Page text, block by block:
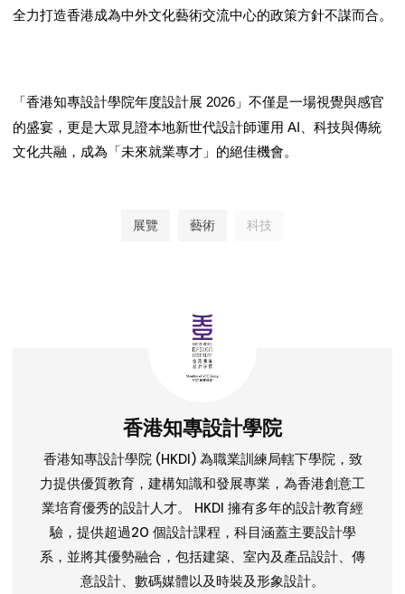
全力打造香港成為中外文化藝術交流中心的政策方針不謀而合。
「香港知專設計學院年度設計展 2026 」不僅是一場視覺與感官
的盛宴，更是大眾見證本地新世代設計師運用 AI 、科技與傳統
文化共融，成為「未來就業專才」的絕佳機會。
展覽 藝術 科技
香港知專設計學院
香港知專設計學院 (HKDI) 為職業訓練局轄下學院，致
力提供優質教育，建構知識和發展專業，為香港創意工
業培育優秀的設計人才。 HKDI 擁有多年的設計教育經
驗，提供超過20 個設計課程，科目涵蓋主要設計學
系，並將其優勢融合，包括建築、室內及產品設計、傳
意設計、數碼媒體以及時裝及形象設計。